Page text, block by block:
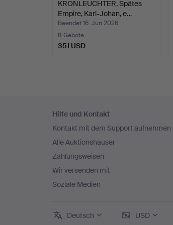
KRONLEUCHTER, Spätes
Empire, Karl-Johan, e…
Beendet 16. Jun 2026
8 Gebote
351 USD
Navigation
Hilfe und Kontakt
Kontakt mit dem Support aufnehmen
Alle Auktionshäuser
Zahlungsweisen
Wir versenden mit
Soziale Medien
Deutsch USD